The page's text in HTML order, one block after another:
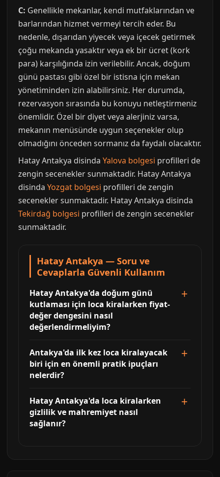
C: Genellikle mekanlar, kendi mutfaklarından ve
barlarından hizmet vermeyi tercih eder. Bu
nedenle, dışarıdan yiyecek veya içecek getirmek
çoğu mekanda yasaktır veya ek bir ücret (kork
para) karşılığında izin verilebilir. Ancak, doğum
günü pastası gibi özel bir istisna için mekan
yönetiminden izin alabilirsiniz. Her durumda,
rezervasyon sırasında bu konuyu netleştirmeniz
önemlidir. Özel bir diyet veya alerjiniz varsa,
mekanın menüsünde uygun seçenekler olup
olmadığını önceden sormanız da faydalı olacaktır.
Hatay Antakya disinda Yalova bolgesi profilleri de
zengin secenekler sunmaktadir. Hatay Antakya
disinda Yozgat bolgesi profilleri de zengin
secenekler sunmaktadir. Hatay Antakya disinda
Tekirdağ bolgesi profilleri de zengin secenekler
sunmaktadir.
Hatay Antakya — Soru ve
Cevaplarla Güvenli Kullanım
Hatay Antakya'da doğum günü
kutlaması için loca kiralarken fiyat-
değer dengesini nasıl
değerlendirmeliyim?
Antakya'da ilk kez loca kiralayacak
biri için en önemli pratik ipuçları
nelerdir?
Hatay Antakya'da loca kiralarken
gizlilik ve mahremiyet nasıl
sağlanır?